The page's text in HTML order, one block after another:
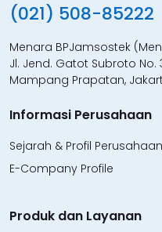
(021) 508-85222
Menara BPJamsostek
Jl. Jend. Gatot Subroto No.
Mampang Prapatan,
Informasi Perusahaan
Sejarah & Profil Perusahaan
E-Company Profile
Produk dan Layanan